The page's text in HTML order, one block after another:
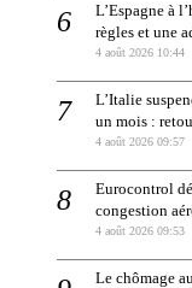
L’Espagne à
règles et une
4 août 2026 10:44
L’Italie
un mois :
4 août 2026 09:57
Eurocontrol
congestion
4 août 2026 09:53
Le chômage